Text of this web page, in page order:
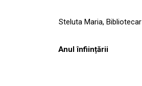
Steluta Maria, Bibliotecar
Anul înființării